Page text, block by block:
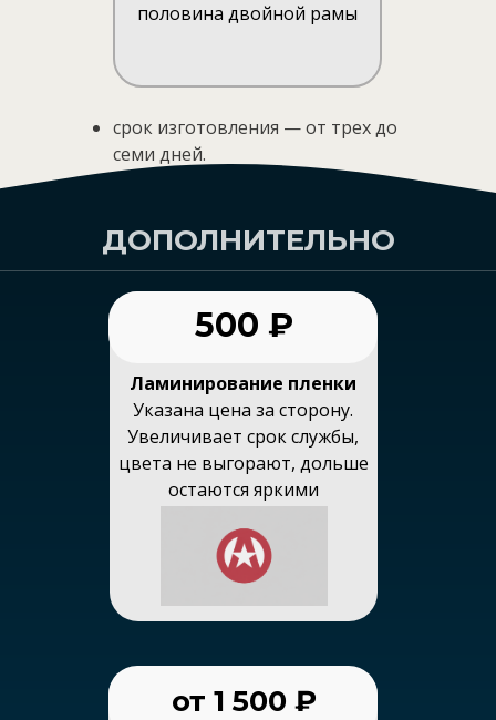
половина двойной рамы
cрок изготовления — от трех до
семи дней.
ДОПОЛНИТЕЛЬНО
500 ₽
Ламинирование пленки
Указана цена за сторону.
Увеличивает срок службы,
цвета не выгорают, дольше
остаются яркими
от 1 500 ₽